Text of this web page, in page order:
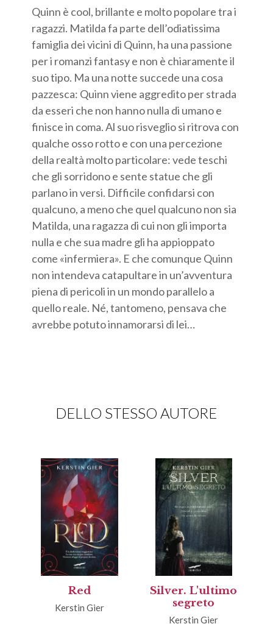
Quinn è cool, brillante e molto popolare tra i
ragazzi. Matilda fa parte dell’odiatissima
famiglia dei vicini di Quinn, ha una passione
per i romanzi fantasy e non è chiaramente il
suo tipo. Ma una notte succede una cosa
pazzesca: Quinn viene aggredito per strada
da esseri che non hanno nulla di umano e
finisce in coma. Al suo risveglio si ritrova con
qualche osso rotto e con una percezione
della realtà molto particolare: vede teschi
che gli sorridono e sente statue che gli
parlano in versi. Difficile confidarsi con
qualcuno, a meno che quel qualcuno non sia
Matilda, una ragazza di cui non gli importa
nulla e che sua madre gli ha appioppato
come «infermiera». E che comunque Quinn
non intendeva catapultare in un’avventura
piena di pericoli in un mondo parallelo a
quello reale. Né, tantomeno, pensava che
avrebbe potuto innamorarsi di lei…
DELLO STESSO AUTORE
Red
Kerstin Gier
Silver. L'ultimo
segreto
Kerstin Gier